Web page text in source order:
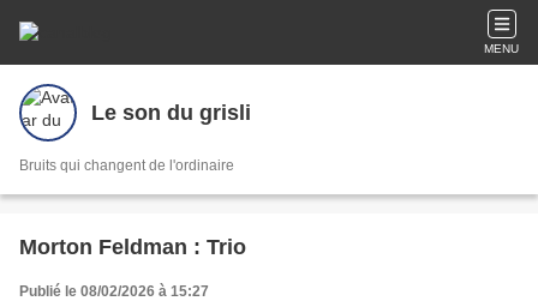
MENU
Le son du grisli
Bruits qui changent de l'ordinaire
Morton Feldman : Trio
Publié le 08/02/2026 à 15:27